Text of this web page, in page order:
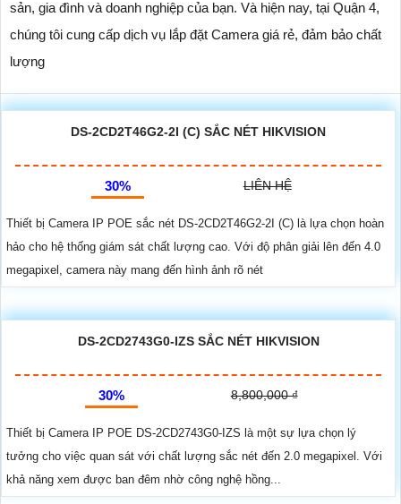
sản, gia đình và doanh nghiệp của bạn. Và hiện nay, tại Quận 4,
chúng tôi cung cấp dịch vụ lắp đặt Camera giá rẻ, đảm bảo chất
lượng
DS-2CD2T46G2-2I (C) SẮC NÉT HIKVISION
30% LIÊN HỆ
Thiết bị Camera IP POE sắc nét DS-2CD2T46G2-2I (C) là lựa chọn hoàn
hảo cho hệ thống giám sát chất lượng cao. Với độ phân giải lên đến 4.0
megapixel, camera này mang đến hình ảnh rõ nét
DS-2CD2743G0-IZS SẮC NÉT HIKVISION
30% 8,800,000 ₫
Thiết bị Camera IP POE DS-2CD2743G0-IZS là một sự lựa chọn lý
tưởng cho việc quan sát với chất lượng sắc nét đến 2.0 megapixel. Với
khả năng xem được ban đêm nhờ công nghệ hồng...